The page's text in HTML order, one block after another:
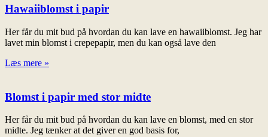
Hawaiiblomst i papir
Her får du mit bud på hvordan du kan lave en hawaiiblomst. Jeg har
lavet min blomst i crepepapir, men du kan også lave den
Læs mere »
Blomst i papir med stor midte
Her får du mit bud på hvordan du kan lave en blomst, med en stor
midte. Jeg tænker at det giver en god basis for,